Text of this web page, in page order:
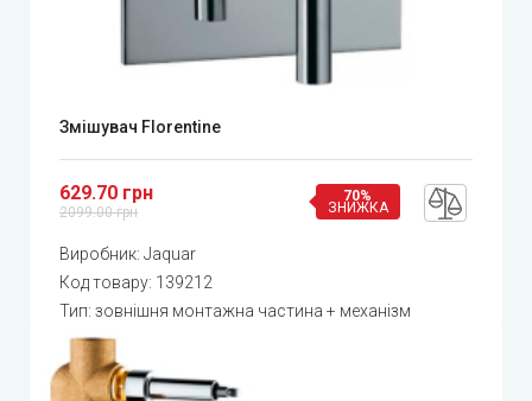
Змішувач Florentine
629.70 грн
2099.00 грн
70%
ЗНИЖКА
Виробник: Jaquar
Код товару: 139212
Тип: зовнішня монтажна частина + механізм